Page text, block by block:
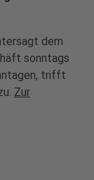
dem
sonntags
trifft
Zur